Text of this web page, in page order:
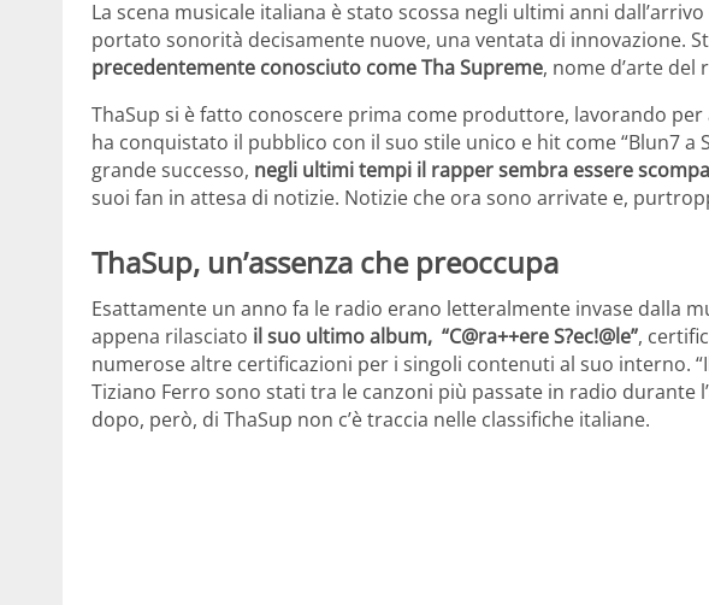
La scena musicale italiana è stato scossa negli ultimi anni
portato sonorità decisamente nuove, una ventata di innovazione.
precedentemente conosciuto come Tha Supreme, nome d’arte del
ThaSup si è fatto conoscere prima come produttore, lavorando
ha conquistato il pubblico con il suo stile unico e hit come “Blun7 a
grande successo, negli ultimi tempi il rapper sembra essere
suoi fan in attesa di notizie. Notizie che ora sono arrivate e,
ThaSup, un’assenza che preoccupa
Esattamente un anno fa le radio erano letteralmente invase dalla
appena rilasciato il suo ultimo album, “C@ra++ere S?ec!@le”,
numerose altre certificazioni per i singoli contenuti al suo interno.
Tiziano Ferro sono stati tra le canzoni più passate in radio durante
dopo, però, di ThaSup non c’è traccia nelle classifiche italiane.